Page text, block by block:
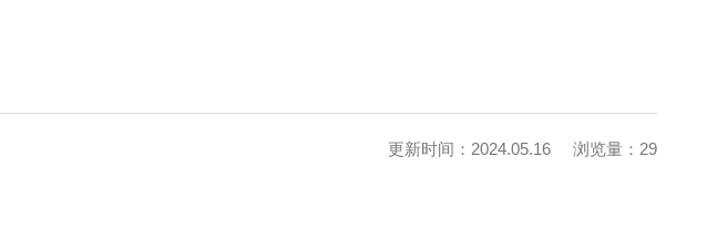
浏览量：29
更新时间：2024.05.16